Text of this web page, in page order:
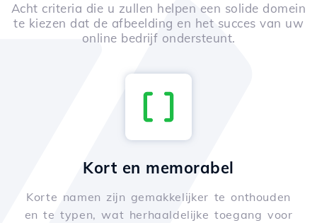
Acht criteria die u zullen helpen een solide domein
te kiezen dat de afbeelding en het succes van uw
online bedrijf ondersteunt.
Kort en memorabel
Korte namen zijn gemakkelijker te onthouden
en te typen, wat herhaaldelijke toegang voor